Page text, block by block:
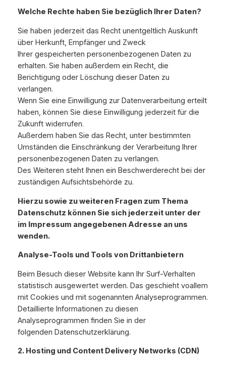
Welche Rechte haben Sie bezüglich Ihrer Daten?
Sie haben jederzeit das Recht unentgeltlich Auskunft
über Herkunft, Empfänger und Zweck
Ihrer gespeicherten personenbezogenen Daten zu
erhalten. Sie haben außerdem ein Recht, die
Berichtigung oder Löschung dieser Daten zu
verlangen.
Wenn Sie eine Einwilligung zur Datenverarbeitung erteilt
haben, können Sie diese Einwilligung jederzeit für die
Zukunft widerrufen.
Außerdem haben Sie das Recht, unter bestimmten
Umständen die Einschränkung der Verarbeitung Ihrer
personenbezogenen Daten zu verlangen.
Des Weiteren steht Ihnen ein Beschwerderecht bei der
zuständigen Aufsichtsbehörde zu.
Hierzu sowie zu weiteren Fragen zum Thema
Datenschutz können Sie sich jederzeit unter der
im Impressum angegebenen Adresse an uns
wenden.
Analyse-Tools und Tools von Drittanbietern
Beim Besuch dieser Website kann Ihr Surf-Verhalten
statistisch ausgewertet werden. Das geschieht voallem
mit Cookies und mit sogenannten Analyseprogrammen.
Detaillierte Informationen zu diesen
Analyseprogrammen finden Sie in der
folgenden Datenschutzerklärung.
2. Hosting und Content Delivery Networks (CDN)